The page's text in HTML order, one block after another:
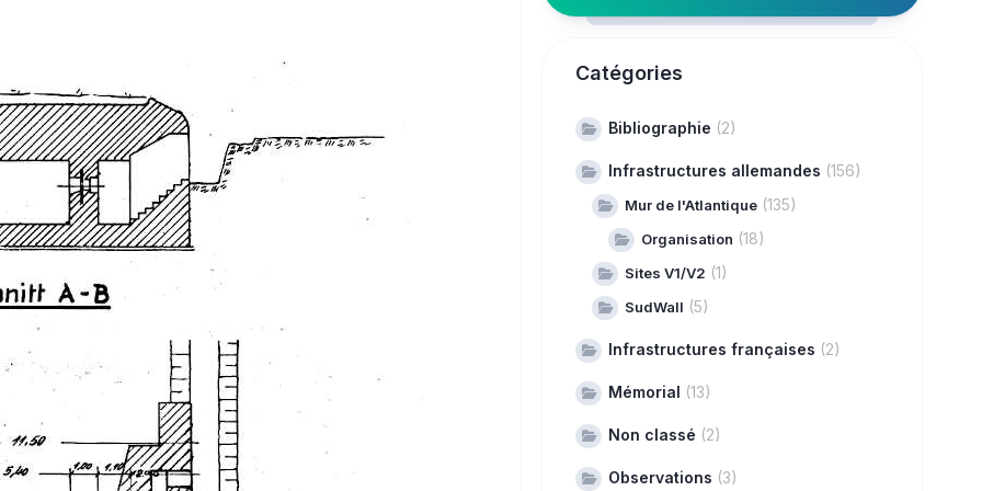
Catégories
Bibliographie (2)
Infrastructures allemandes (156)
Mur de l'Atlantique(135)
Organisation (18)
Sites V1/V2 (1)
SudWall (5)
Infrastructures françaises (2)
Mémorial (13)
Non classé (2)
Observations (3)